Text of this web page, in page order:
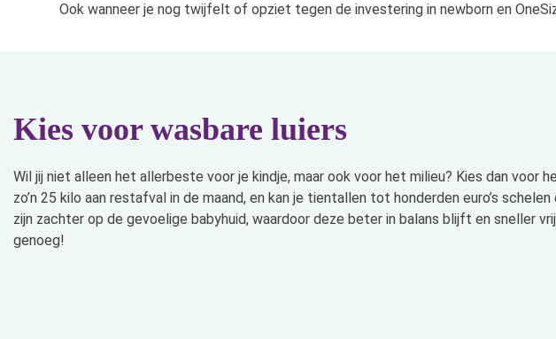
Ook wanneer je nog twijfelt of opziet tegen de investering in newborn en
Kies voor wasbare luiers
Wil jij niet alleen het allerbeste voor je kindje, maar ook voor het milieu? Kies dan voor
zo’n 25 kilo aan restafval in de maand, en kan je tientallen tot honderden euro’s
zijn zachter op de gevoelige babyhuid, waardoor deze beter in balans blijft en sneller
genoeg!